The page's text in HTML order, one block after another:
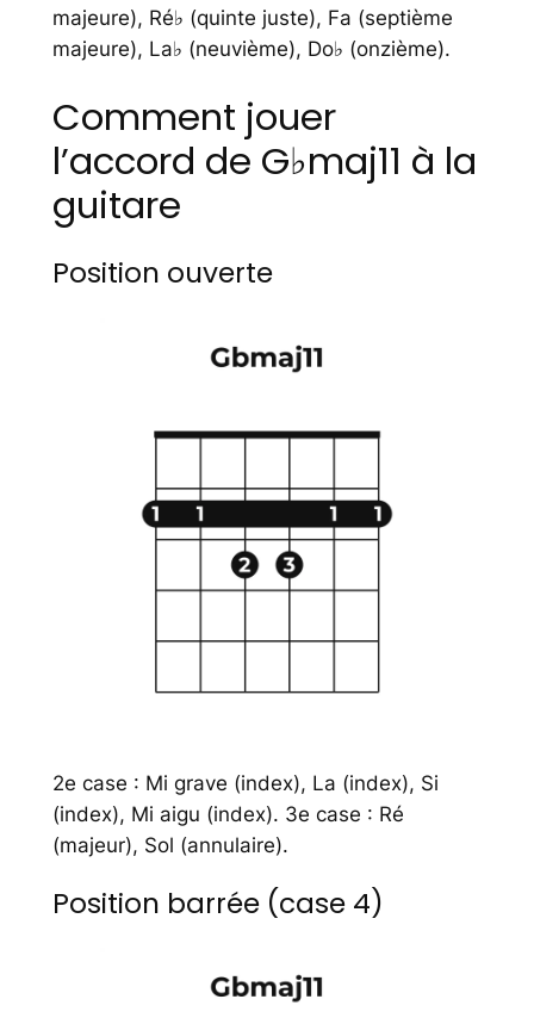
majeure), Ré♭ (quinte juste), Fa (septième
majeure), La♭ (neuvième), Do♭ (onzième).
Comment jouer
l’accord de G♭maj11 à la
guitare
Position ouverte
2e case : Mi grave (index), La (index), Si
(index), Mi aigu (index). 3e case : Ré
(majeur), Sol (annulaire).
Position barrée (case 4)